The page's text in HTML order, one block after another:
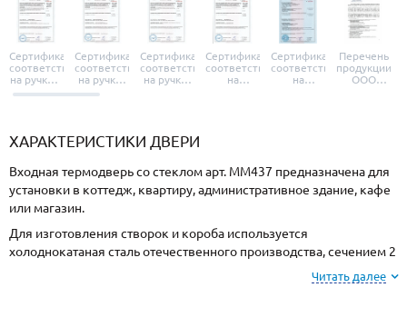
Сертификат
соответствия
на ручки и
броненакладки
Сертификат
соответствия
на ручки-
защелки
Сертификат
соответствия
на ручки-
Сертификат
соответствия
на
Сертификат
соответствия
на
Перечень
продукции
ООО
ХАРАКТЕРИСТИКИ ДВЕРИ
Входная термодверь со стеклом арт. ММ437 предназначена для
установки в коттедж, квартиру, административное здание, кафе
или магазин.
Для изготовления створок и короба используется
холоднокатаная сталь отечественного производства, сечением 2
мм. Готовая конструкция имеет повышенную жесткость иЧитать далее